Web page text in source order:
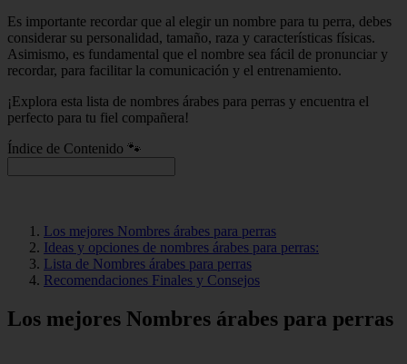
Es importante recordar que al elegir un nombre para tu perra, debes
considerar su personalidad, tamaño, raza y características físicas.
Asimismo, es fundamental que el nombre sea fácil de pronunciar y
recordar, para facilitar la comunicación y el entrenamiento.
¡Explora esta lista de nombres árabes para perras y encuentra el
perfecto para tu fiel compañera!
Índice de Contenido 🐾
Los mejores Nombres árabes para perras
Ideas y opciones de nombres árabes para perras:
Lista de Nombres árabes para perras
Recomendaciones Finales y Consejos
Los mejores Nombres árabes para perras